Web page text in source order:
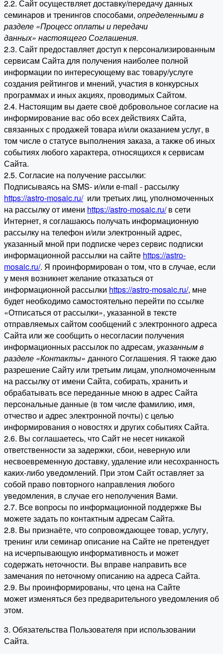
2.2. Сайт осуществляет доставку/передачу данных
семинаров и тренингов способами, определенными в
разделе «Процесс оплаты и передачи
данных» настоящего Соглашения.
2.3. Сайт предоставляет доступ к персонализированным
сервисам Сайта для получения наиболее полной
информации по интересующему вас товару/услуге
создания рейтингов и мнений, участия в конкурсных
программах и иных акциях, проводимых Сайтом.
2.4. Настоящим вы даете своё добровольное согласие на
информирование вас обо всех действиях Сайта,
связанных с продажей товара и/или оказанием услуг, в
том числе о статусе выполнения заказа, а также об иных
событиях любого характера, относящихся к сервисам
Сайта.
2.5. Согласие на получение рассылки:
Подписываясь на SMS- и/или e-mail - рассылку
https://astro-mosaic.ru/или третьих лиц, уполномоченных
на рассылку от имени https://astro-mosaic.ru/в сети
Интернет, я соглашаюсь получать информационную
рассылку на телефон и/или электронный адрес,
указанный мной при подписке через сервис подписки
информационной рассылки на сайте https://astro-
mosaic.ru/. Я проинформирован о том, что в случае, если
у меня возникнет желание отказаться от
информационной рассылки https://astro-mosaic.ru/, мне
будет необходимо самостоятельно перейти по ссылке
«Отписаться от рассылки», указанной в тексте
отправляемых сайтом сообщений с электронного адреса
Сайта или же сообщить о несогласии получения
информационных рассылок по адресам, указанным в
разделе «Контакты» данного Соглашения. Я также даю
разрешение Сайту или третьим лицам, уполномоченным
на рассылку от имени Сайта, собирать, хранить и
обрабатывать все переданные мною в адрес Сайта
персональные данные (в том числе фамилию, имя,
отчество и адрес электронной почты) с целью
информирования о новостях и других событиях Сайта.
2.6. Вы соглашаетесь, что Сайт не несет никакой
ответственности за задержки, сбои, неверную или
несвоевременную доставку, удаление или несохранность
каких-либо уведомлений. При этом Сайт оставляет за
собой право повторного направления любого
уведомления, в случае его неполучения Вами.
2.7. Все вопросы по информационной поддержке Вы
можете задать по контактным адресам Сайта.
2.8. Вы признаёте, что сопровождающее товар, услугу,
тренинг или семинар описание на Сайте не претендует
на исчерпывающую информативность и может
содержать неточности. Вы вправе направить все
замечания по неточному описанию на адреса Сайта.
2.9. Вы проинформированы, что цена на Сайте
может изменяться без предварительного уведомления об
этом.
3. Обязательства Пользователя при использовании
Сайта.